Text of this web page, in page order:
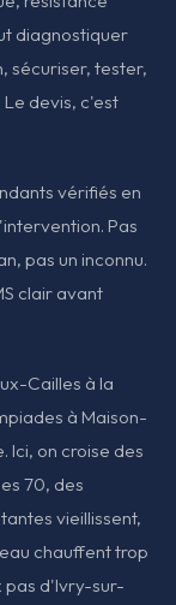
diagnostiquer
sécuriser, tester,
devis, c'est
vérifiés en
Pas
pas un inconnu.
clair avant
Cailles à la
à Maison-
Ici, on croise des
70, des
vieillissent,
chauffent trop
pas d'Ivry-sur-